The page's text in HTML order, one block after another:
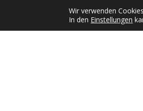
Kategorien
Wir verwenden
In den Einstellungen